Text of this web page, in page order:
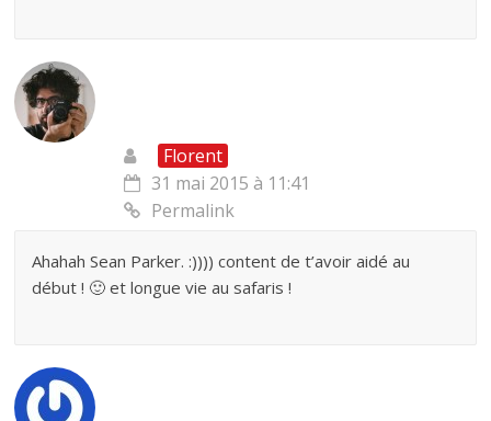
Florent
31 mai 2015 à 11:41
Permalink
Ahahah Sean Parker. :)))) content de t’avoir aidé au
début ! 🙂 et longue vie au safaris !